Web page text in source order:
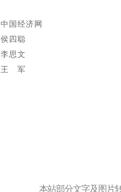
中国经济网
侯四聪
李思文
王 军
本站部分文字及图片